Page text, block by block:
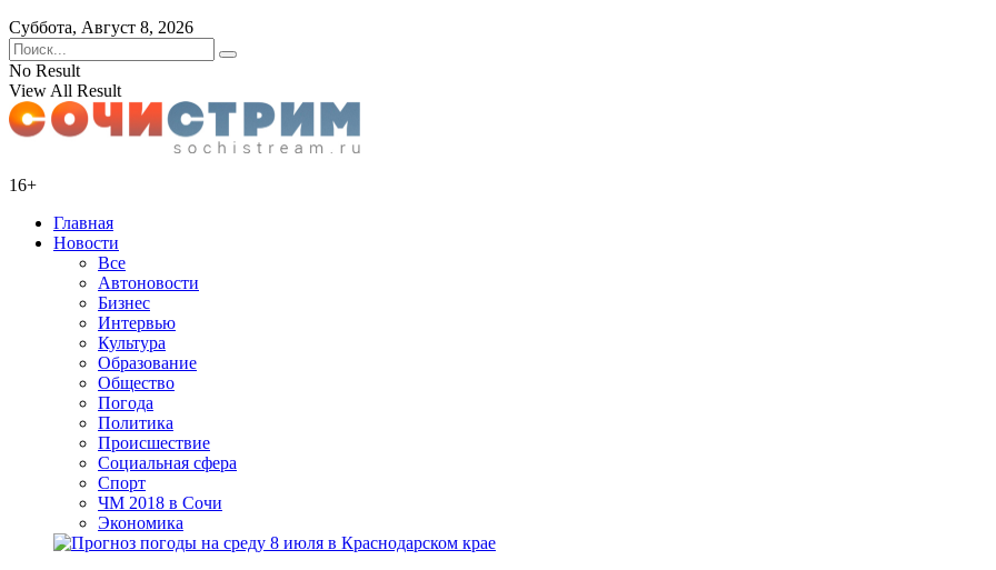
Суббота, Август 8, 2026
No Result
View All Result
16+
Главная
Новости
Все
Автоновости
Бизнес
Интервью
Культура
Образование
Общество
Погода
Политика
Происшествие
Социальная сфера
Спорт
ЧМ 2018 в Сочи
Экономика